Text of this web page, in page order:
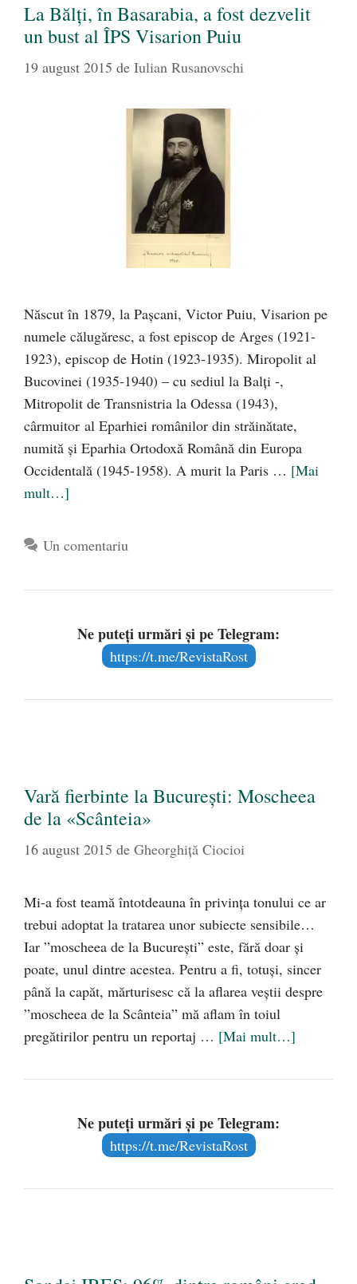
La Bălţi, în Basarabia, a fost dezvelit
un bust al ÎPS Visarion Puiu
19 august 2015 de Iulian Rusanovschi
Născut în 1879, la Paşcani, Victor Puiu, Visarion pe
numele călugăresc, a fost episcop de Arges (1921-
1923), episcop de Hotin (1923-1935). Miropolit al
Bucovinei (1935-1940) – cu sediul la Balţi -,
Mitropolit de Transnistria la Odessa (1943),
cârmuitor al Eparhiei românilor din străinătate,
numită şi Eparhia Ortodoxă Română din Europa
Occidentală (1945-1958). A murit la Paris … [Mai
mult…]
Un comentariu
Ne puteți urmări și pe Telegram:
https://t.me/RevistaRost
Vară fierbinte la București: Moscheea
de la «Scânteia»
16 august 2015 de Gheorghiţă Ciocioi
Mi-a fost teamă întotdeauna în privința tonului ce ar
trebui adoptat la tratarea unor subiecte sensibile…
Iar ”moscheea de la București” este, fără doar și
poate, unul dintre acestea. Pentru a fi, totuși, sincer
până la capăt, mărturisesc că la aflarea veștii despre
”moscheea de la Scânteia” mă aflam în toiul
pregătirilor pentru un reportaj … [Mai mult…]
Ne puteți urmări și pe Telegram:
https://t.me/RevistaRost